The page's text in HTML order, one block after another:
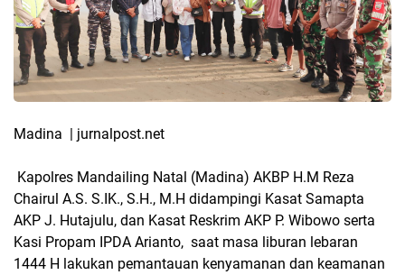
Madina | jurnalpost.net
Kapolres Mandailing Natal (Madina) AKBP H.M Reza
Chairul A.S. S.IK., S.H., M.H didampingi Kasat Samapta
AKP J. Hutajulu, dan Kasat Reskrim AKP P. Wibowo serta
Kasi Propam IPDA Arianto, saat masa liburan lebaran
1444 H lakukan pemantauan kenyamanan dan keamanan